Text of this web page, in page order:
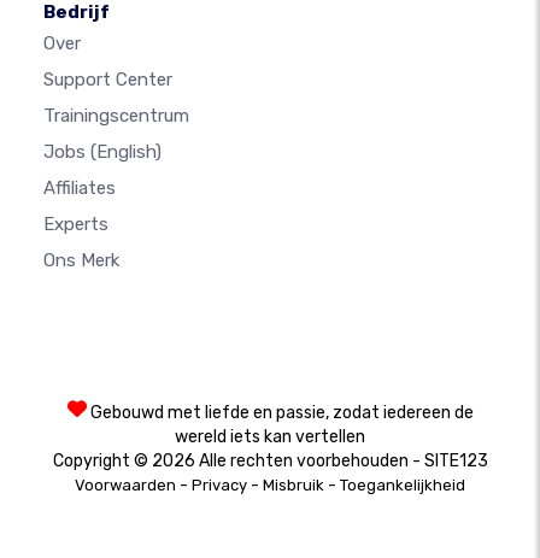
Bedrijf
Over
Support Center
Trainingscentrum
Jobs (English)
Affiliates
Experts
Ons Merk
Gebouwd met liefde en passie, zodat iedereen de
wereld iets kan vertellen
Copyright © 2026 Alle rechten voorbehouden - SITE123
Voorwaarden - Privacy - Misbruik - Toegankelijkheid